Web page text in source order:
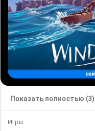
Показать полностью (3)
Игры